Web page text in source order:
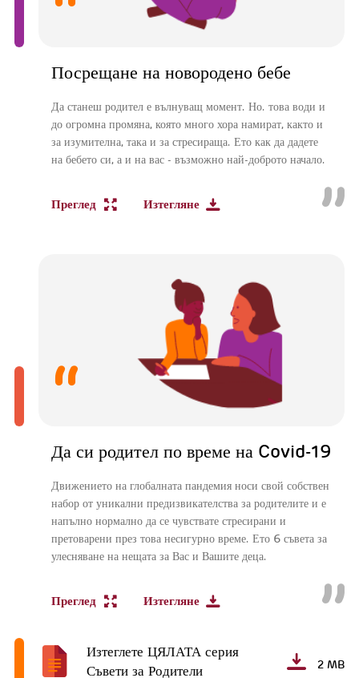
Посрещане на новородено бебе
Да станеш родител е вълнуващ момент. Но. това води и
до огромна промяна, която много хора намират, както и
за изумителна, така и за стресираща. Ето как да дадете
на бебето си, а и на вас - възможно най-доброто начало.
Преглед Изтегляне
Да си родител по време на Covid-19
Движението на глобалната пандемия носи свой собствен
набор от уникални предизвикателства за родителите и е
напълно нормално да се чувствате стресирани и
претоварени през това несигурно време. Ето 6 съвета за
улесняване на нещата за Вас и Вашите деца.
Преглед Изтегляне
Изтеглете ЦЯЛАТА серия
Съвети за Родители
2 MB